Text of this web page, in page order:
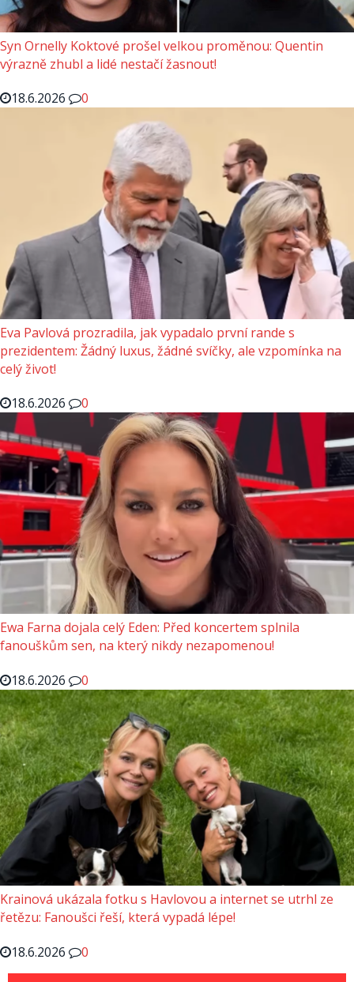
Syn Ornelly Koktové prošel velkou proměnou: Quentin
výrazně zhubl a lidé nestačí žasnout!
18.6.2026
0
Eva Pavlová prozradila, jak vypadalo první rande s
prezidentem: Žádný luxus, žádné svíčky, ale vzpomínka na
celý život!
18.6.2026
0
Ewa Farna dojala celý Eden: Před koncertem splnila
fanouškům sen, na který nikdy nezapomenou!
18.6.2026
0
Krainová ukázala fotku s Havlovou a internet se utrhl ze
řetězu: Fanoušci řeší, která vypadá lépe!
18.6.2026
0